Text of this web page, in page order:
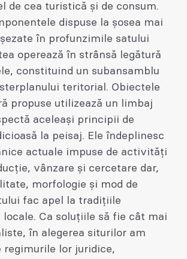
de cea turistică și de consum.
dispuse la șosea mai
în profunzimile satului
operează în strânsă legătură
constituind un subansamblu
teritorial. Obiectele
propuse utilizează un limbaj
aceleași principii de
la peisaj. Ele îndeplinesc
actuale impuse de activități
vânzare și cercetare dar,
morfologie și mod de
fac apel la tradițiile
Ca soluțiile să fie cât mai
în alegerea siturilor am
regimurile lor juridice,